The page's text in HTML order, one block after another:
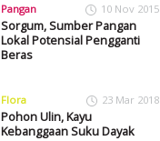
Pangan 10 Nov 2015
Sorgum, Sumber Pangan
Lokal Potensial Pengganti
Beras
Flora 23 Mar 2018
Pohon Ulin, Kayu
Kebanggaan Suku Dayak